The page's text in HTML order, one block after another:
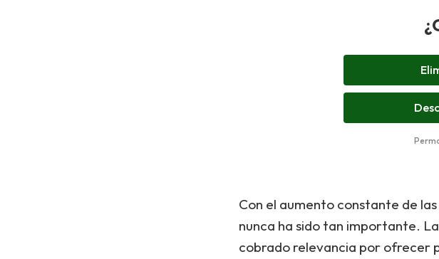
Con el aumento constante de
nunca ha sido tan importante.
cobrado relevancia por ofrecer